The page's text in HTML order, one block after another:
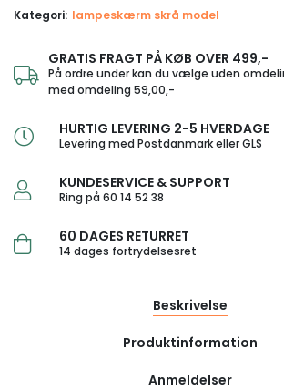
Kategori: lampeskærm skrå model
GRATIS FRAGT PÅ KØB OVER 499,-
På ordre under kan du vælge uden
med omdeling 59,00,-
HURTIG LEVERING 2-5 HVERDAGE
Levering med Postdanmark eller GLS
KUNDESERVICE & SUPPORT
Ring på 60 14 52 38
60 DAGES RETURRET
14 dages fortrydelsesret
Beskrivelse
Produktinformation
Anmeldelser